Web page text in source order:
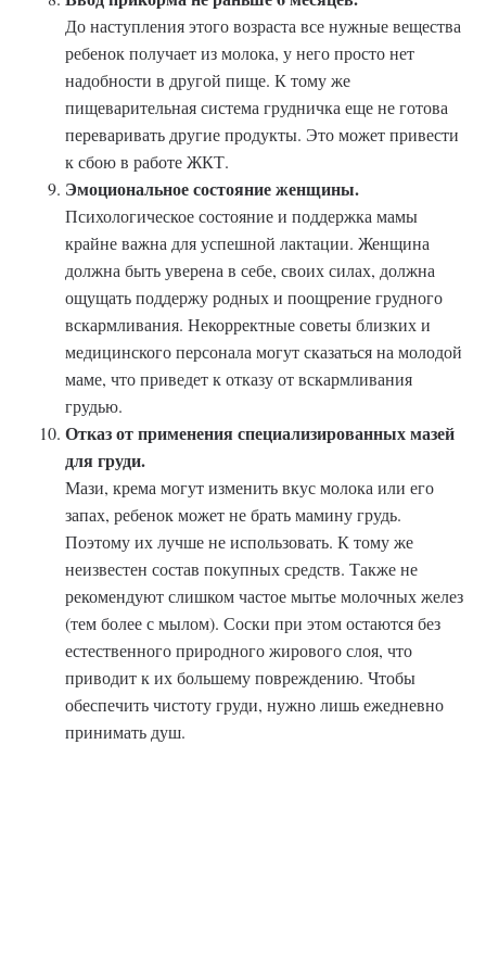
До наступления этого возраста все нужные вещества
ребенок получает из молока, у него просто нет
надобности в другой пище. К тому же
пищеварительная система грудничка еще не готова
переваривать другие продукты. Это может привести
к сбою в работе ЖКТ.
Эмоциональное состояние женщины.
Психологическое состояние и поддержка мамы
крайне важна для успешной лактации. Женщина
должна быть уверена в себе, своих силах, должна
ощущать поддержу родных и поощрение грудного
вскармливания. Некорректные советы близких и
медицинского персонала могут сказаться на молодой
маме, что приведет к отказу от вскармливания
грудью.
Отказ от применения специализированных мазей
для груди.
Мази, крема могут изменить вкус молока или его
запах, ребенок может не брать мамину грудь.
Поэтому их лучше не использовать. К тому же
неизвестен состав покупных средств. Также не
рекомендуют слишком частое мытье молочных желез
(тем более с мылом). Соски при этом остаются без
естественного природного жирового слоя, что
приводит к их большему повреждению. Чтобы
обеспечить чистоту груди, нужно лишь ежедневно
принимать душ.